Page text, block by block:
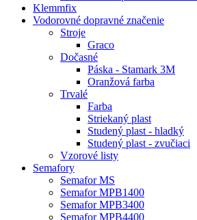
Klemmfix
Vodorovné dopravné značenie
Stroje
Graco
Dočasné
Páska - Stamark 3M
Oranžová farba
Trvalé
Farba
Striekaný plast
Studený plast - hladký
Studený plast - zvučiaci
Vzorové listy
Semafory
Semafor MS
Semafor MPB1400
Semafor MPB3400
Semafor MPB4400